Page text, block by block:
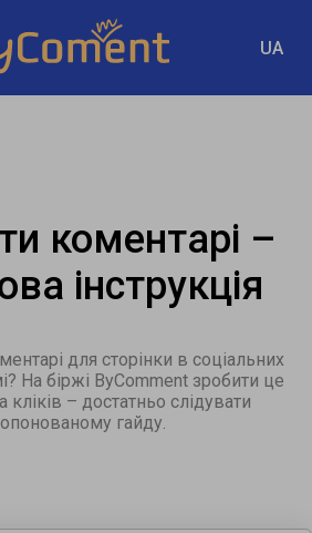
UA
коментарі –
інструкція
для сторінки в соціальних
На біржі ByComment зробити це
– достатньо слідувати
гайду.